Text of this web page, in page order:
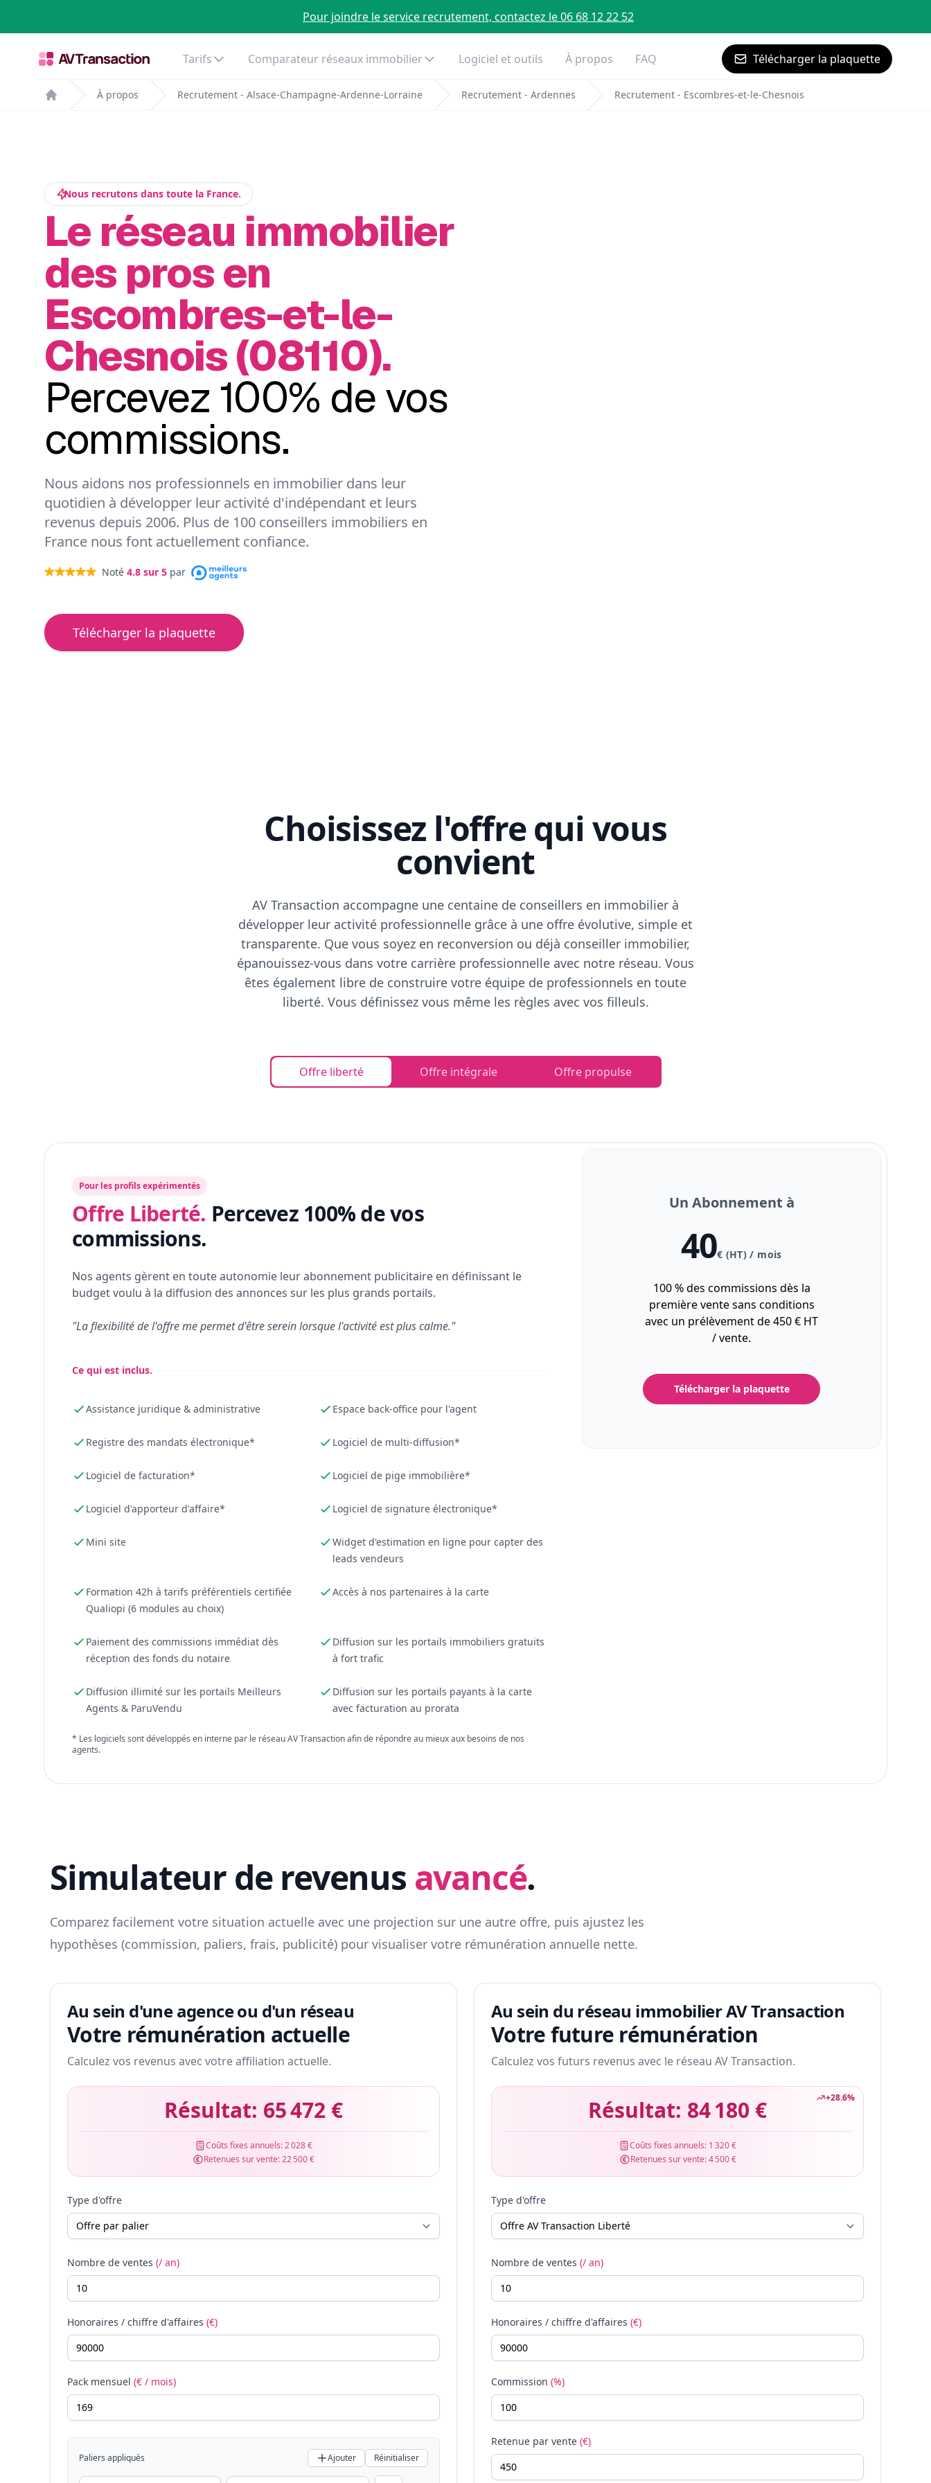
Pour joindre le service recrutement, contactez le 06 68 12 22 52
Tarifs Comparateur réseaux immobilier Logiciel et outils À propos FAQ Télécharger la plaquette
Home
À propos Recrutement - Alsace-Champagne-Ardenne-Lorraine Recrutement - Ardennes Recrutement - Escombres-et-le-Chesnois
Nous recrutons dans toute la France.
Le réseau immobilier
des pros en
Escombres-et-le-
Chesnois (08110).
Percevez 100% de vos
commissions.
Nous aidons nos professionnels en immobilier dans leur
quotidien à développer leur activité d'indépendant et leurs
revenus depuis 2006. Plus de 100 conseillers immobiliers en
France nous font actuellement confiance.
Noté 4.8 sur 5 par
Télécharger la plaquette
Choisissez l'offre qui vous
convient
AV Transaction accompagne une centaine de conseillers en immobilier à
développer leur activité professionnelle grâce à une offre évolutive, simple et
transparente. Que vous soyez en reconversion ou déjà conseiller immobilier,
épanouissez-vous dans votre carrière professionnelle avec notre réseau. Vous
êtes également libre de construire votre équipe de professionnels en toute
liberté. Vous définissez vous même les règles avec vos filleuls.
Offre liberté Offre intégrale Offre propulse
Pour les profils expérimentés
Offre Liberté. Percevez 100% de vos
commissions.
Nos agents gèrent en toute autonomie leur abonnement publicitaire en définissant le
budget voulu à la diffusion des annonces sur les plus grands portails.
"La flexibilité de l'offre me permet d'être serein lorsque l'activité est plus calme."
Ce qui est inclus.
Assistance juridique & administrative Espace back-office pour l'agent
Registre des mandats électronique* Logiciel de multi-diffusion*
Logiciel de facturation* Logiciel de pige immobilière*
Logiciel d'apporteur d'affaire* Logiciel de signature électronique*
Mini site
Widget d'estimation en ligne pour capter des
leads vendeurs
Formation 42h à tarifs préférentiels certifiée
Qualiopi (6 modules au choix)
Accès à nos partenaires à la carte
Paiement des commissions immédiat dès
réception des fonds du notaire
Diffusion sur les portails immobiliers gratuits
à fort trafic
Diffusion illimité sur les portails Meilleurs
Agents & ParuVendu
Diffusion sur les portails payants à la carte
avec facturation au prorata
* Les logiciels sont développés en interne par le réseau AV Transaction afin de répondre au mieux aux besoins de nos
agents.
Un Abonnement à
40€ (HT) / mois
100 % des commissions dès la
première vente sans conditions
avec un prélèvement de 450 € HT
/ vente.
Télécharger la plaquette
Simulateur de revenus avancé.
Comparez facilement votre situation actuelle avec une projection sur une autre offre, puis ajustez les
hypothèses (commission, paliers, frais, publicité) pour visualiser votre rémunération annuelle nette.
Au sein d'une agence ou d'un réseau
Votre rémunération actuelle
Calculez vos revenus avec votre affiliation actuelle.
Résultat: 65 472 €
Coûts fixes annuels:2 028 €
Retenues sur vente:22 500 €
Type d'offre
Nombre de ventes (/ an)
Honoraires / chiffre d'affaires (€)
Pack mensuel (€ / mois)
Paliers appliqués Ajouter Réinitialiser
Au sein du réseau immobilier AV Transaction
Votre future rémunération
Calculez vos futurs revenus avec le réseau AV Transaction.
+28.6%
Résultat: 84 180 €
Coûts fixes annuels: 1 320 €
Retenues sur vente:4 500 €
Type d'offre
Nombre de ventes (/ an)
Honoraires / chiffre d'affaires (€)
Commission (%)
Retenue par vente (€)